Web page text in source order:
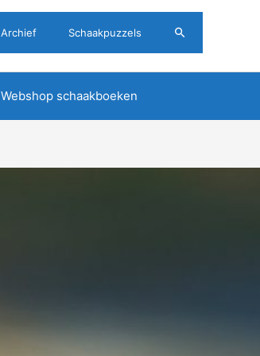
Archief Schaakpuzzels Zoeken
Webshop schaakboeken